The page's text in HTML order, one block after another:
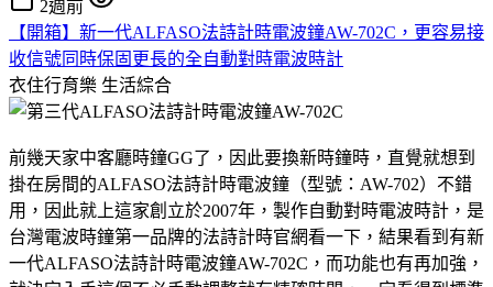
2週前
【開箱】新一代ALFASO法詩計時電波鐘AW-702C，更容易接
收信號同時保固更長的全自動對時電波時計
衣住行育樂 生活綜合
前幾天家中客廳時鐘GG了，因此要換新時鐘時，直覺就想到
掛在房間的ALFASO法詩計時電波鐘（型號：AW-702）不錯
用，因此就上這家創立於2007年，製作自動對時電波時計，是
台灣電波時鐘第一品牌的法詩計時官網看一下，結果看到有新
一代ALFASO法詩計時電波鐘AW-702C，而功能也有再加強，